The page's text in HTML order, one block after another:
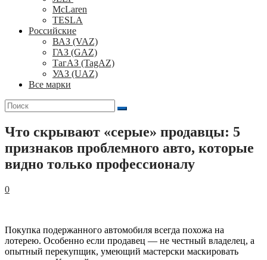
McLaren
TESLA
Российские
ВАЗ (VAZ)
ГАЗ (GAZ)
ТагАЗ (TagAZ)
УАЗ (UAZ)
Все марки
Поиск
для:
Что скрывают «серые» продавцы: 5
признаков проблемного авто, которые
видно только профессионалу
0
Покупка подержанного автомобиля всегда похожа на
лотерею. Особенно если продавец — не честный владелец, а
опытный перекупщик, умеющий мастерски маскировать